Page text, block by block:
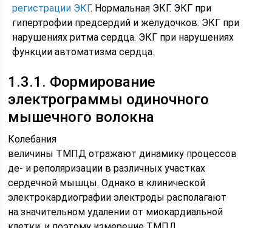
регистрации ЭКГ. Нормальная ЭКГ. ЭКГ при
гипертрофии предсердий и желудочков. ЭКГ при
нарушениях ритма сердца. ЭКГ при нарушениях
функции автоматизма сердца.
1.3.1. Формирование
электрограммы одиночного
мышечного волокна
Колебания
величины ТМПД отражают динамику процессов
де- и реполяризации в различных участках
сердечной мышцы. Однако в клинической
электрокардиографии электроды располагают
на значительном удалении от миокардиальной